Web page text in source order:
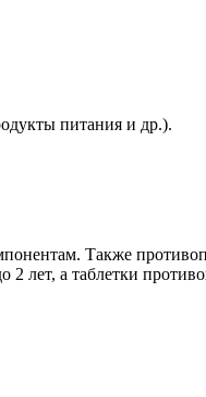
питания и др.).
Также
лет, а таблетки